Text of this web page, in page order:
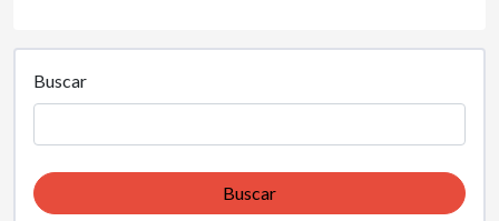
Buscar
Buscar